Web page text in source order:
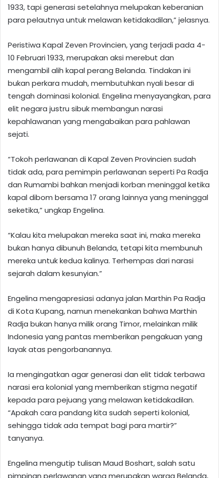
1933, tapi generasi setelahnya melupakan keberanian
para pelautnya untuk melawan ketidakadilan,” jelasnya.
Peristiwa Kapal Zeven Provincien, yang terjadi pada 4-
10 Februari 1933, merupakan aksi merebut dan
mengambil alih kapal perang Belanda. Tindakan ini
bukan perkara mudah, membutuhkan nyali besar di
tengah dominasi kolonial. Engelina menyayangkan, para
elit negara justru sibuk membangun narasi
kepahlawanan yang mengabaikan para pahlawan
sejati.
“Tokoh perlawanan di Kapal Zeven Provincien sudah
tidak ada, para pemimpin perlawanan seperti Pa Radja
dan Rumambi bahkan menjadi korban meninggal ketika
kapal dibom bersama 17 orang lainnya yang meninggal
seketika,” ungkap Engelina.
“Kalau kita melupakan mereka saat ini, maka mereka
bukan hanya dibunuh Belanda, tetapi kita membunuh
mereka untuk kedua kalinya. Terhempas dari narasi
sejarah dalam kesunyian.”
Engelina mengapresiasi adanya jalan Marthin Pa Radja
di Kota Kupang, namun menekankan bahwa Marthin
Radja bukan hanya milik orang Timor, melainkan milik
Indonesia yang pantas memberikan pengakuan yang
layak atas pengorbanannya.
Ia mengingatkan agar generasi dan elit tidak terbawa
narasi era kolonial yang memberikan stigma negatif
kepada para pejuang yang melawan ketidakadilan.
“Apakah cara pandang kita sudah seperti kolonial,
sehingga tidak ada tempat bagi para martir?”
tanyanya.
Engelina mengutip tulisan Maud Boshart, salah satu
pimpinan perlawanan yang merupakan warga Belanda,